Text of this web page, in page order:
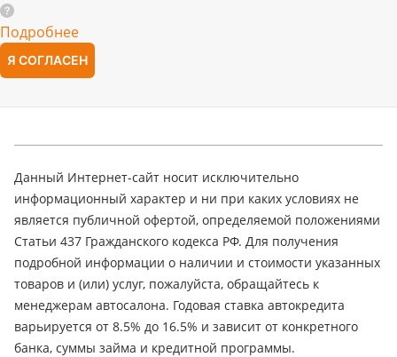
Подробнее
Я СОГЛАСЕН
Данный Интернет-сайт носит исключительно
информационный характер и ни при каких условиях не
является публичной офертой, определяемой положениями
Статьи 437 Гражданского кодекса РФ. Для получения
подробной информации о наличии и стоимости указанных
товаров и (или) услуг, пожалуйста, обращайтесь к
менеджерам автосалона. Годовая ставка автокредита
варьируется от 8.5% до 16.5% и зависит от конкретного
банка, суммы займа и кредитной программы.